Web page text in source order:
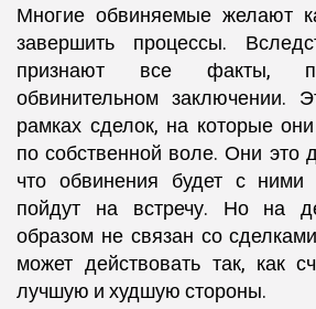
Многие обвиняемые желают
завершить процессы.
признают все факты,
обвинительном заключении.
рамках сделок, на которые
по собственной воле. Они это
что обвинения будет с ними
пойдут на встречу. Но на
образом не связан со
может действовать так, как
лучшую и худшую стороны.